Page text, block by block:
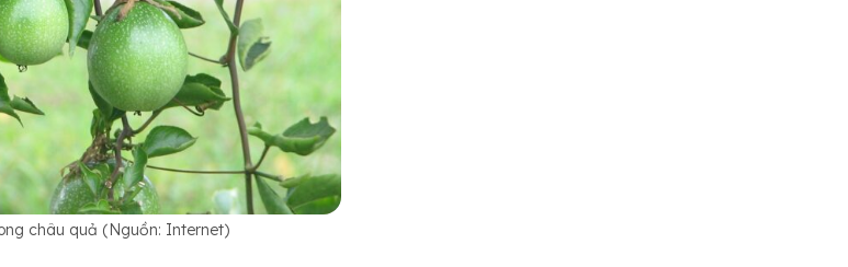
châu quả (Nguồn: Internet)